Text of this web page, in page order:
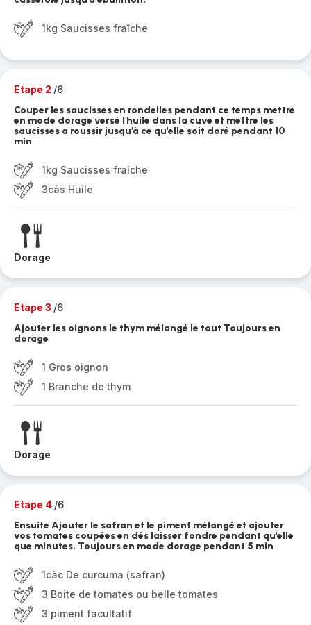
1kg Saucisses fraîche
Etape 2 /6
Couper les saucisses en rondelles pendant ce temps mettre
en mode dorage versé l'huile dans la cuve et mettre les
saucisses a roussir jusqu'à ce qu'elle soit doré pendant 10
min
1kg Saucisses fraîche
3càs Huile
Dorage
Etape 3 /6
Ajouter les oignons le thym mélangé le tout Toujours en
dorage
1 Gros oignon
1 Branche de thym
Dorage
Etape 4 /6
Ensuite Ajouter le safran et le piment mélangé et ajouter
vos tomates coupées en dés laisser fondre pendant qu'elle
que minutes. Toujours en mode dorage pendant 5 min
1càc De curcuma (safran)
3 Boite de tomates ou belle tomates
3 piment facultatif